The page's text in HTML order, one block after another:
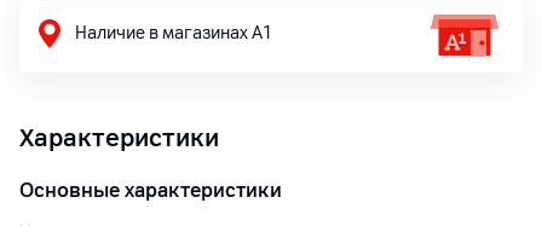
Наличие в магазинах А1
Характеристики
Основные характеристики